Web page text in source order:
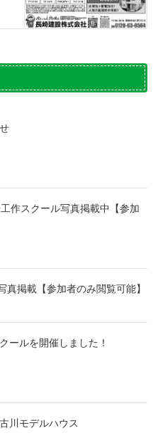
作スクール写真掲載中【参加
掲載【参加者のみ閲覧可能】
ールを開催しました！
川モデルハウス